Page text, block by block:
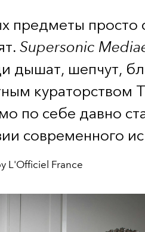
предметы просто
Supersonic
дышат, шепчут,
кураторством
по себе давно
современного
L'Officiel France